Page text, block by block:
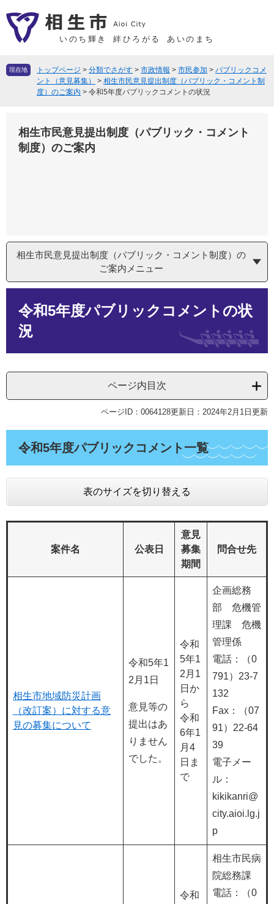
ー
先
ニ
を
いのち輝き 絆ひろがる あいのまち
現在地 トップページ > 分類でさがす > 市政情報 > 市民参加 > パブリックコメ
ント（意見募集）
> 相生市民意見提出制度（パブリック・コメント制
度）のご案内 > 令和5年度パブリックコメントの状況
相生市民意見提出制度（パブリック・コメント
制度）のご案内
相生市民意見提出制度（パブリック・コメント制度）の
ご案内メニュー
令和5年度パブリックコメントの状
況
ページ内目次
ページID：0064128更新日：2024年2月1日更新
令和5年度パブリックコメント一覧
表のサイズを切り替える
案件名 公表日
意見
募集
期間
問合せ先
相生市地域防災計画
（改訂案）に対する意
見の募集について
令和5年1
2月1日
意見等の
提出はあ
りません
でした。
令和
5年1
2月1
日か
ら
令和
6年1
月4
日ま
で
企画総務
部 危機管
理課 危機
管理係
電話：（0
791）23-7
132
Fax：（07
91）22-64
39
電子メー
ル：
kikikanri@
city.aioi.lg.j
p
令和
相生市民病
院総務課
電話：（0